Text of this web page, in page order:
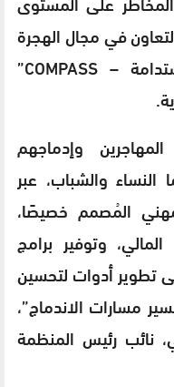
في مجال الهجرة
والشراكات من أجل حلول مستدامة – COMPASS”
وإدماجهم
النساء والشباب، عبر
المُصمم خصيصًا،
وتوفير برامج
تطوير أدوات لتحسين
مسارات الاندماج”،
نائب رئيس المنظمة